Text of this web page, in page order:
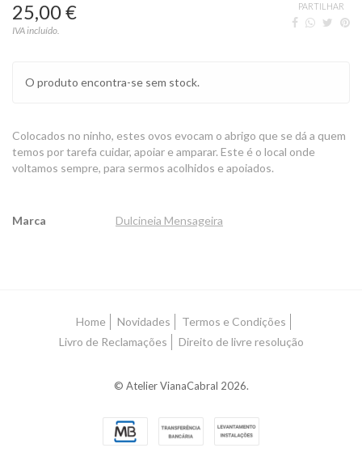
25,00 €
IVA incluído.
PARTILHAR
O produto encontra-se sem stock.
Colocados no ninho, estes ovos evocam o abrigo que se dá a quem
temos por tarefa cuidar, apoiar e amparar. Este é o local onde
voltamos sempre, para sermos acolhidos e apoiados.
Marca
Dulcineia Mensageira
Home Novidades
Termos e Condições
Livro de Reclamações
Direito de livre resolução
© Atelier VianaCabral 2026.